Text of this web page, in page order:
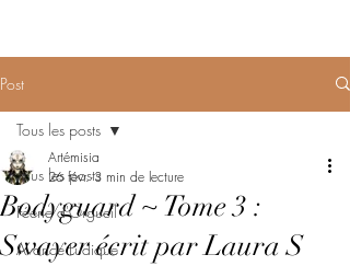
Post
Tous les posts
Féerie d'Orgueil
Avarice Ludique
Tous les posts
Bodyguard ~ Tome 3 :
Swayer écrit par Laura S
Artémisia
26 févr. 3 min de lecture